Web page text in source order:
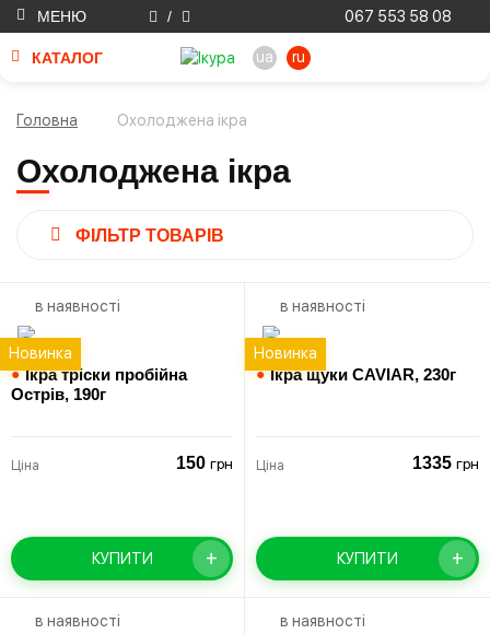
МЕНЮ / 067 553 58 08
ua ru
КАТАЛОГ
Головна Охолоджена ікра
Охолоджена ікра
ФІЛЬТР ТОВАРІВ
в наявності
Новинка
● Ікра тріски пробійна
Острів, 190г
Ціна 150 грн
+
КУПИТИ
в наявності
Новинка
● Ікра щуки CAVIAR, 230г
Ціна 1335 грн
+
КУПИТИ
в наявності в наявності